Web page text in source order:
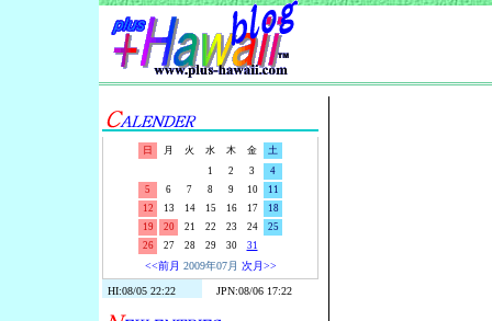
日 月 火 水 木 金
土
1
2 3
4
5
6 7 8 9 10
11
12
13 14 15 16 17
18
19
20 21 22 23 24
25
26
27 28 29 30 31
<<前月 2009年07月 次月>>